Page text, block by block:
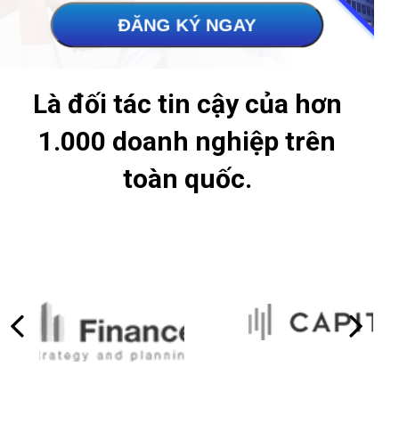
ĐĂNG KÝ NGAY
Là đối tác tin cậy của hơn
1.000 doanh nghiệp trên
toàn quốc.